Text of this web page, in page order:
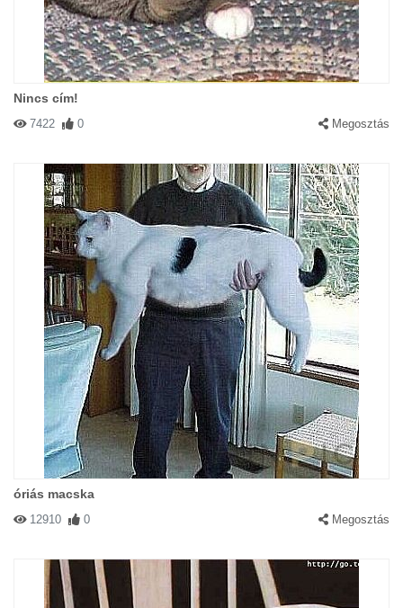
Nincs cím!
7422 0 Megosztás
óriás macska
12910 0 Megosztás